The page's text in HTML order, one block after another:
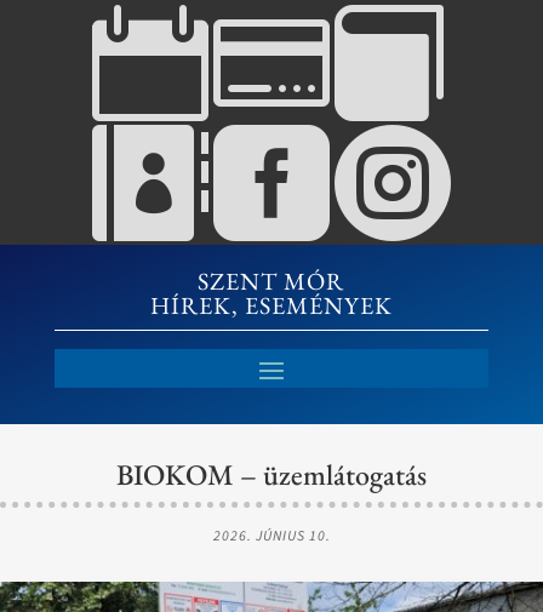


SZENT MÓR
HÍREK, ESEMÉNYEK
BIOKOM – üzemlátogatás
2026. JÚNIUS 10.